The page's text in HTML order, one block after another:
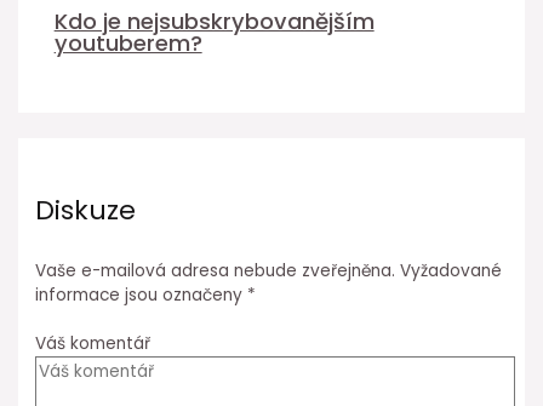
Kdo je nejsubskrybovanějším
youtuberem?
Diskuze
Vaše e-mailová adresa nebude zveřejněna. Vyžadované
informace jsou označeny *
Váš komentář